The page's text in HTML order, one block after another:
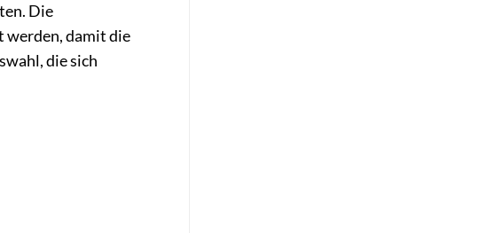
Die
werden, damit die
die sich